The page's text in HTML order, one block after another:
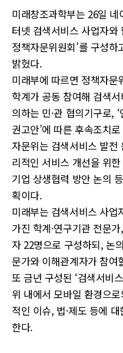
미래창조과학부는 26일 네
터넷 검색서비스 사업자와
정책자문위원회’를 구성
밝혔다.
미래부에 따르면 정책자문
학계가 공동 참여해 검색
의하는 민·관 협의기구로,
권고안’에 따른 후속조치
자문위는 검색서비스 발
리적인 서비스 개선을 위
기업 상생협력 방안 논의
획이다.
미래부는 검색서비스 사
가진 학계·연구기관 전문
자 22명으로 구성하되, 논
문가와 이해관계자가 참
또 금년 구성된 ‘검색서비
위 내에서 모바일 환경으
적인 이슈, 법·제도 등에
한다.